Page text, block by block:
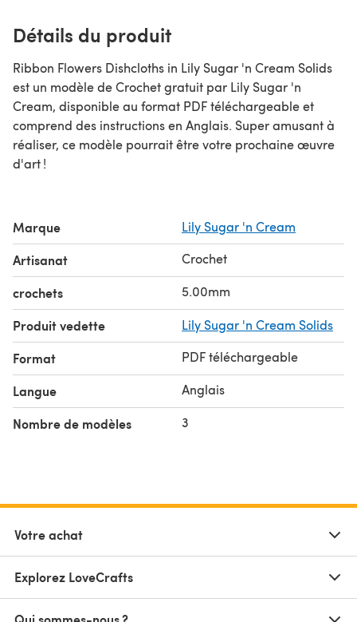
Détails du produit
Ribbon Flowers Dishcloths in Lily Sugar 'n Cream Solids
est un modèle de Crochet gratuit par Lily Sugar 'n
Cream, disponible au format PDF téléchargeable et
comprend des instructions en Anglais. Super amusant à
réaliser, ce modèle pourrait être votre prochaine œuvre
d'art !
Marque Lily Sugar 'n Cream
Artisanat Crochet
crochets 5.00mm
Produit vedette Lily Sugar 'n Cream Solids
Format PDF téléchargeable
Langue Anglais
Nombre de modèles 3
Votre achat
Explorez LoveCrafts